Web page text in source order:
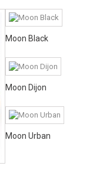
Moon Black
Moon Dijon
Moon Urban